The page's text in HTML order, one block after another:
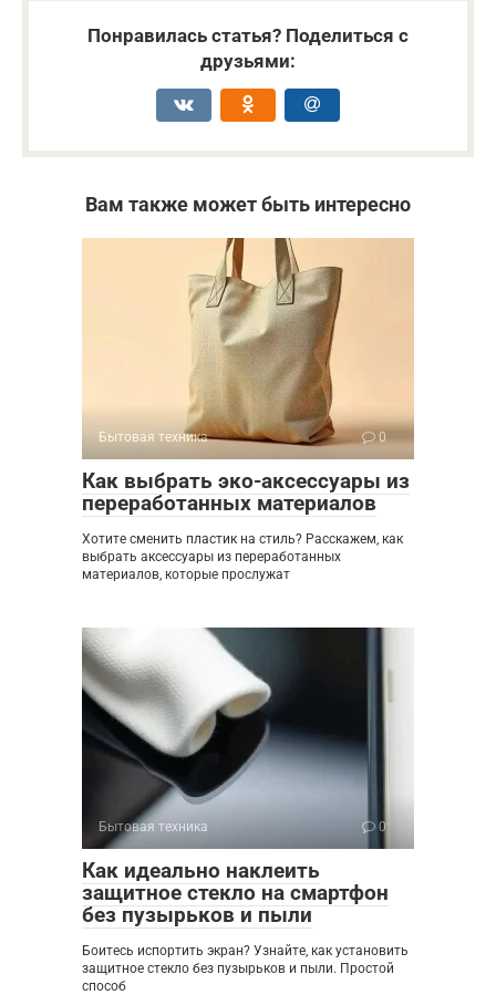
Понравилась статья? Поделиться с
друзьями:
Вам также может быть интересно
Бытовая техника 0
Как выбрать эко-аксессуары из
переработанных материалов
Хотите сменить пластик на стиль? Расскажем, как
выбрать аксессуары из переработанных
материалов, которые прослужат
Бытовая техника 0
Как идеально наклеить
защитное стекло на смартфон
без пузырьков и пыли
Боитесь испортить экран? Узнайте, как установить
защитное стекло без пузырьков и пыли. Простой
способ